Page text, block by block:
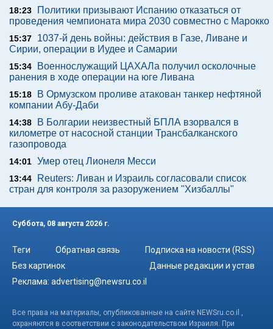
18:23
Политики призывают Испанию отказаться от
проведения чемпионата мира 2030 совместно с Марокко
15:37
1037-й день войны: действия в Газе, Ливане и
Сирии, операции в Иудее и Самарии
15:34
Военнослужащий ЦАХАЛа получил осколочные
ранения в ходе операции на юге Ливана
15:18
В Ормузском проливе атакован танкер нефтяной
компании Абу-Даби
14:38
В Болгарии неизвестный БПЛА взорвался в
километре от насосной станции Трансбалканского
газопровода
14:01 Умер отец Лионеля Месси
13:44
Reuters: Ливан и Израиль согласовали список
стран для контроля за разоружением "Хизбаллы"
Суббота, 08 августа 2026 г.
Теги Обратная связь
Подписка на новости (RSS)
Без картинок
Данные редакции и устав
Реклама: advertising@newsru.co.il
Все права на материалы, опубликованные на сайте NEWSru.co.il ,
охраняются в соответствии с законодательством Израиля. При